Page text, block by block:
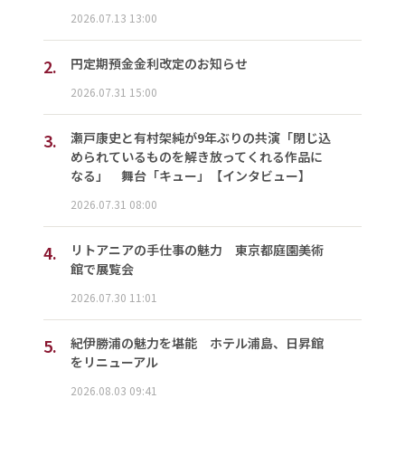
2026.07.13 13:00
2. 円定期預金金利改定のお知らせ
2026.07.31 15:00
3.
瀬戸康史と有村架純が9年ぶりの共演「閉じ込
められているものを解き放ってくれる作品に
なる」 舞台「キュー」【インタビュー】
2026.07.31 08:00
4.
リトアニアの手仕事の魅力 東京都庭園美術
館で展覧会
2026.07.30 11:01
5.
紀伊勝浦の魅力を堪能 ホテル浦島、日昇館
をリニューアル
2026.08.03 09:41